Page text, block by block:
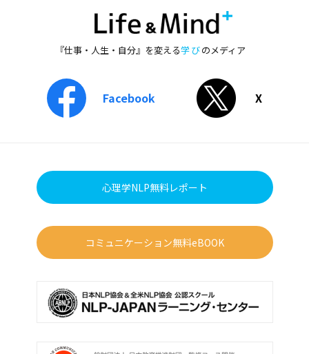
『仕事・人生・自分』を変える学びのメディア
Facebook X
心理学NLP無料レポート
コミュニケーション無料eBOOK